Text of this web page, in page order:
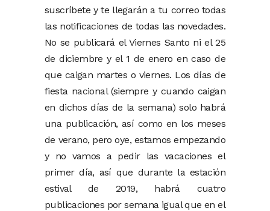
suscríbete y te llegarán a tu correo todas
las notificaciones de todas las novedades.
No se publicará el Viernes Santo ni el 25
de diciembre y el 1 de enero en caso de
que caigan martes o viernes. Los días de
fiesta nacional (siempre y cuando caigan
en dichos días de la semana) solo habrá
una publicación, así como en los meses
de verano, pero oye, estamos empezando
y no vamos a pedir las vacaciones el
primer día, así que durante la estación
estival de 2019, habrá cuatro
publicaciones por semana igual que en el